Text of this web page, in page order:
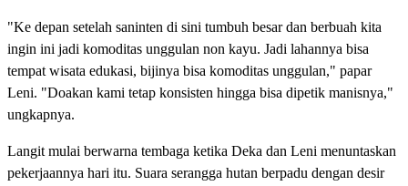
"Ke depan setelah saninten di sini tumbuh besar dan berbuah kita
ingin ini jadi komoditas unggulan non kayu. Jadi lahannya bisa
tempat wisata edukasi, bijinya bisa komoditas unggulan," papar
Leni. "Doakan kami tetap konsisten hingga bisa dipetik manisnya,"
ungkapnya.
Langit mulai berwarna tembaga ketika Deka dan Leni menuntaskan
pekerjaannya hari itu. Suara serangga hutan berpadu dengan desir